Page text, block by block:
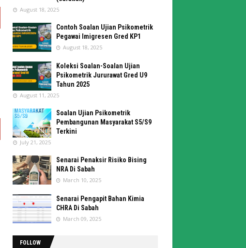
August 18, 2025
Contoh Soalan Ujian Psikometrik
Pegawai Imigresen Gred KP1
August 18, 2025
Koleksi Soalan-Soalan Ujian
Psikometrik Jururawat Gred U9
Tahun 2025
August 11, 2025
Soalan Ujian Psikometrik
Pembangunan Masyarakat S5/S9
Terkini
July 21, 2025
Senarai Penaksir Risiko Bising
NRA Di Sabah
March 10, 2025
Senarai Pengapit Bahan Kimia
CHRA Di Sabah
March 09, 2025
FOLLOW